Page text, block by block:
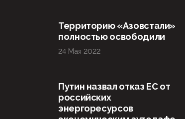
Территорию «Азовстали»
полностью освободили
24 Мая 2022
Путин назвал отказ ЕС от
российских
энергоресурсов